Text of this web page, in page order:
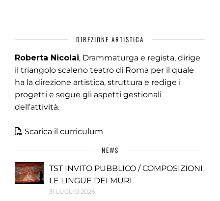
DIREZIONE ARTISTICA
Roberta Nicolai, Drammaturga e regista, dirige
il triangolo scaleno teatro di Roma per il quale
ha la direzione artistica, struttura e redige i
progetti e segue gli aspetti gestionali
dell’attività.
Scarica il curriculum
NEWS
TST INVITO PUBBLICO / COMPOSIZIONI
LE LINGUE DEI MURI
31 LUGLIO 2026